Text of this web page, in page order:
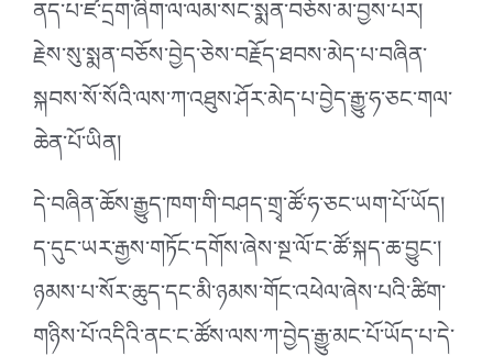
ནད་པ་ཛ་དྲག་ཞིག་ལ་ལམ་སང་སྨན་བཅོས་མ་བྱས་པར།
རྗེས་སུ་སྨན་བཅོས་བྱེད་ཅེས་བརྗོད་ཐབས་མེད་པ་བཞིན་
སྐབས་སོ་སོའི་ལས་ཀ་འཐུས་ཤོར་མེད་པ་བྱེད་རྒྱུ་ཧ་ཅང་གལ་
ཆེན་པོ་ཡིན།
དེ་བཞིན་ཆོས་རྒྱུད་ཁག་གི་བཤད་གྲྭ་ཚོ་ཧ་ཅང་ཡག་པོ་ཡོད།
ད་དུང་ཡར་རྒྱས་གཏོང་དགོས་ཞེས་སྔ་ལོ་ང་ཚོ་སྐད་ཆ་བྱུང༌།
ཉམས་པ་སོར་ཆུད་དང་མི་ཉམས་གོང་འཕེལ་ཞེས་པའི་ཚིག་
གཉིས་པོ་འདིའི་ནང་ང་ཚོས་ལས་ཀ་བྱེད་རྒྱུ་མང་པོ་ཡོད་པ་དེ་